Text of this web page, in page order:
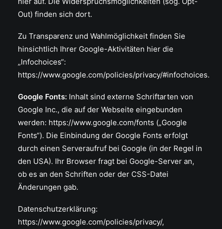
Out) finden sich dort.
Zu Transparenz und Wahlmöglichkeit finden Sie
hinsichtlich Ihrer Google-Aktivitäten hier die
„Infochoices“:
https://www.google.com/policies/privacy/#infochoices.
Google Fonts: Inhalt sind externe Schriftarten von
Google Inc., die auf der Webseite eingebunden
werden: https://www.google.com/fonts („Google
Fonts“). Die Einbindung der Google Fonts erfolgt
durch einen Serveraufruf bei Google (in der Regel in
den USA). Ihr Browser fragt bei Google-Server an,
ob es an den Schriften oder der CSS-Datei
Änderungen gab.
Datenschutzerklärung:
https://www.google.com/policies/privacy/,